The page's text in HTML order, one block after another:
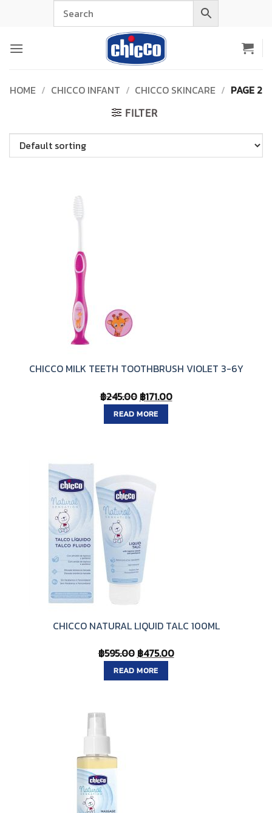
HOME / CHICCO INFANT / CHICCO SKINCARE / PAGE 2
FILTER
CHICCO MILK TEETH TOOTHBRUSH VIOLET 3-6Y
฿245.00 Original
price
was:
฿171.00Current
READ MORE
CHICCO NATURAL LIQUID TALC 100ML
฿595.00 Original
price
was:
฿475.00Current
READ MORE